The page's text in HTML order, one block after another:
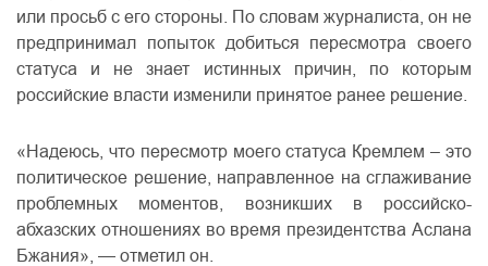
или просьб с его стороны. По словам журналиста, он не
предпринимал попыток добиться пересмотра своего
статуса и не знает истинных причин, по которым
российские власти изменили принятое ранее решение.
«Надеюсь, что пересмотр моего статуса Кремлем – это
политическое решение, направленное на сглаживание
проблемных моментов, возникших в российско-
абхазских отношениях во время президентства Аслана
Бжания», — отметил он.